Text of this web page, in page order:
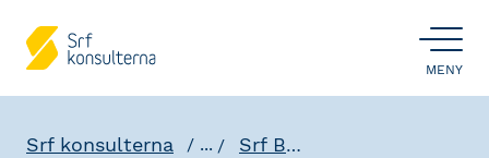
ÖPPNA
MENY
Srf konsulterna ... Srf Branschdagar